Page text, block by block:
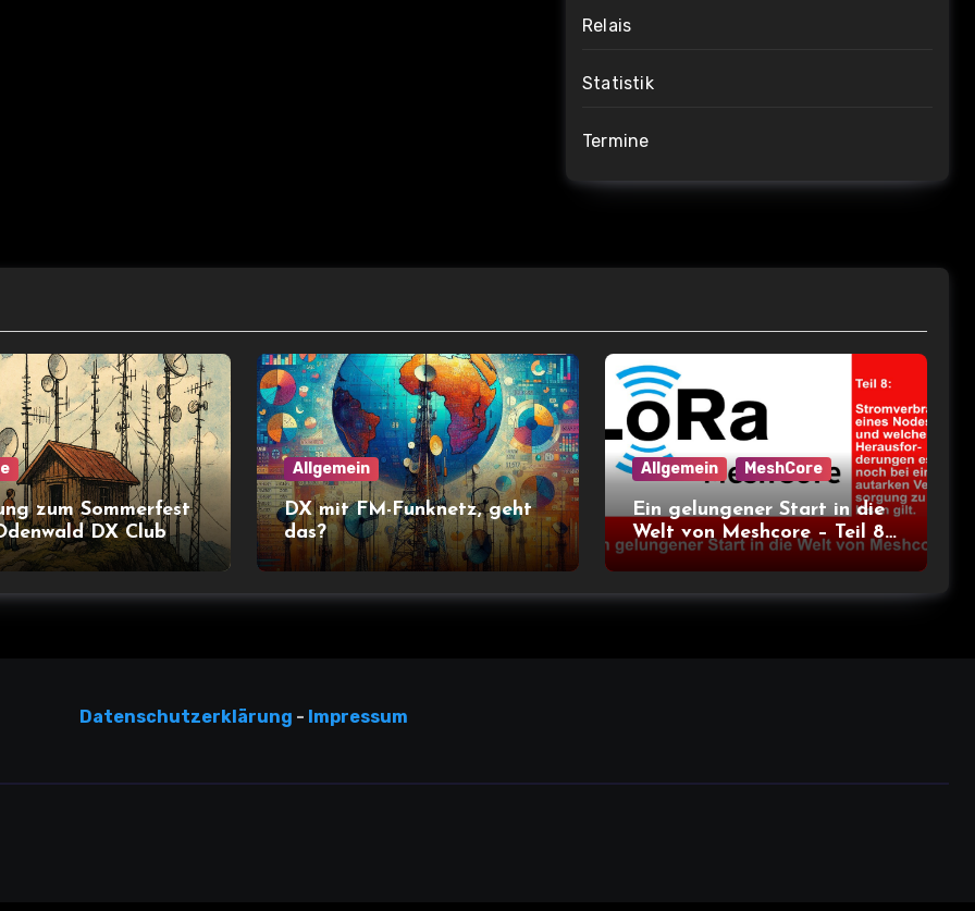
Relais
Statistik
Termine
zum Sommerfest
DX Club
Allgemein
DX mit FM-Funknetz, geht
das?
Allgemein MeshCore
Ein gelungener Start in die
Welt von Meshcore – Teil 8
– Stromverbrauch bei
verschiedenen Nodes
Datenschutzerklärung - Impressum